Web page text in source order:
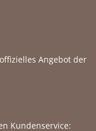
Angebot der
Kundenservice: